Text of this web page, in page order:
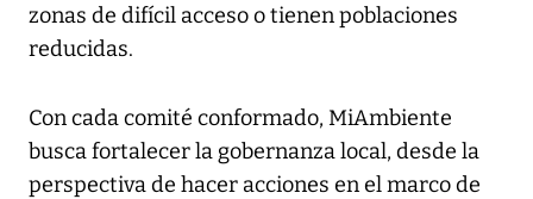
zonas de difícil acceso o tienen poblaciones
reducidas.
Con cada comité conformado, MiAmbiente
busca fortalecer la gobernanza local, desde la
perspectiva de hacer acciones en el marco de